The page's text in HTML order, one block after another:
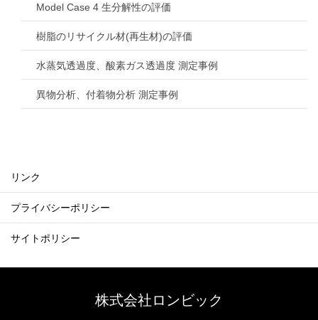
Model Case 4 生分解性の評価
樹脂のリサイクル材(再生材)の評価
水蒸気透過度、酸素ガス透過度 測定事例
異物分析、付着物分析 測定事例
リンク
プライバシーポリシー
サイトポリシー
株式会社ロンビック